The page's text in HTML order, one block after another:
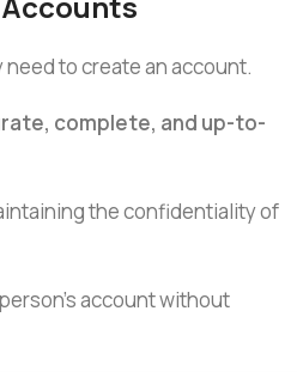
need to create an account.
complete, and up-to-
the confidentiality of
account without